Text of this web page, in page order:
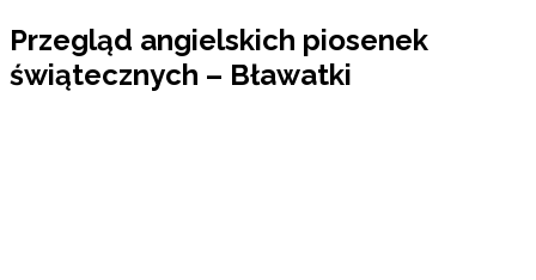
Przegląd angielskich piosenek
świątecznych – Bławatki